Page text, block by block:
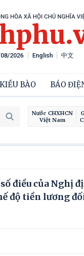
English 中文
KIỀU BÀO BÁO
2026
Nước CHXHCN
Việt Nam
điều của Nghị
độ tiền lương